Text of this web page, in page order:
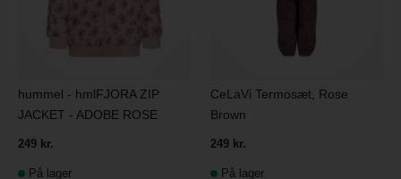
hummel - hmlFJORA ZIP
JACKET - ADOBE ROSE
249 kr.
På lager
CeLaVi Termosæt, Rose
Brown
249 kr.
På lager